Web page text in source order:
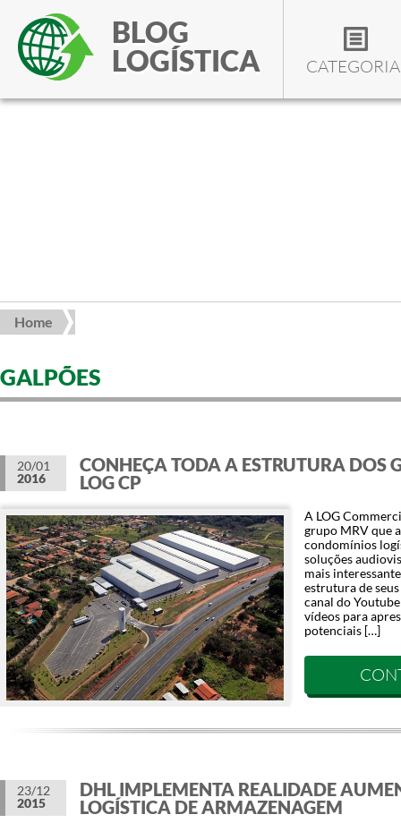
BLOG
LOGÍSTICA
Home
GALPÕES
20/01
2016
CONHEÇA TODA A ESTRUTURA DOS
LOG CP
A LOG
grupo MRV que
condomínios
soluções
mais
estrutura de
canal do
vídeos para
potenciais […]
23/12
2015
DHL IMPLEMENTA REALIDADE
LOGÍSTICA DE ARMAZENAGEM